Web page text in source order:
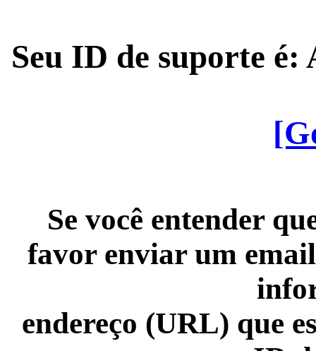
Seu ID de suporte é:
Se você entender
favor enviar um
endereço (URL) que